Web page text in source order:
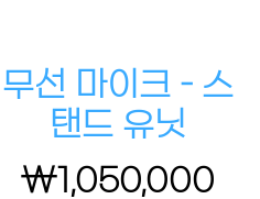
무선 마이크 – 스
탠드 유닛
₩1,050,000